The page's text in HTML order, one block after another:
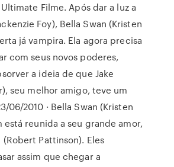
Filme. Após dar a luz a
Foy), Bella Swan (Kristen
já vampira. Ela agora precisa
com seus novos poderes,
a ideia de que Jake
seu melhor amigo, teve um
06/2010 · Bella Swan (Kristen
reunida a seu grande amor,
Pattinson). Eles
assim que chegar a